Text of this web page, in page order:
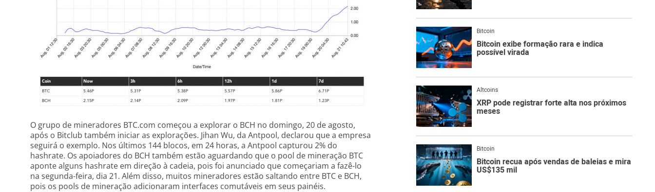
O grupo de mineradores BTC.com começou a explorar o BCH no domingo, 20 de agosto,
após o Bitclub também iniciar as explorações. Jihan Wu, da Antpool, declarou que a empresa
seguirá o exemplo. Nos últimos 144 blocos, em 24 horas, a Antpool capturou 2% do
hashrate. Os apoiadores do BCH também estão aguardando que o pool de mineração BTC
aponte alguns hashrate em direção à cadeia, pois foi anunciado que começariam a fazê-lo
na segunda-feira, dia 21. Além disso, muitos mineradores estão saltando entre BTC e BCH,
pois os pools de mineração adicionaram interfaces comutáveis em seus painéis.
Bitcoin
Bitcoin exibe formação rara e indica
possível virada
Altcoins
XRP pode registrar forte alta nos próximos
meses
Bitcoin
Bitcoin recua após vendas de baleias e mira
US$135 mil